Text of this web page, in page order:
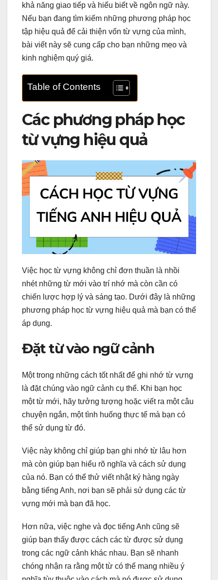
khả năng giao tiếp và hiểu biết về ngôn ngữ này.
Nếu bạn đang tìm kiếm những phương pháp học
tập hiệu quả để cải thiện vốn từ vựng của mình,
bài viết này sẽ cung cấp cho bạn những mẹo và
kinh nghiệm quý giá.
Table of Contents
Các phương pháp học
từ vựng hiệu quả
Việc học từ vựng không chỉ đơn thuần là nhồi
nhét những từ mới vào trí nhớ mà còn cần có
chiến lược hợp lý và sáng tạo. Dưới đây là những
phương pháp học từ vựng hiệu quả mà bạn có thể
áp dụng.
Đặt từ vào ngữ cảnh
Một trong những cách tốt nhất để ghi nhớ từ vựng
là đặt chúng vào ngữ cảnh cụ thể. Khi bạn học
một từ mới, hãy tưởng tượng hoặc viết ra một câu
chuyện ngắn, một tình huống thực tế mà bạn có
thể sử dụng từ đó.
Việc này không chỉ giúp bạn ghi nhớ từ lâu hơn
mà còn giúp bạn hiểu rõ nghĩa và cách sử dụng
của nó. Bạn có thể thử viết nhật ký hàng ngày
bằng tiếng Anh, nơi bạn sẽ phải sử dụng các từ
vựng mới mà bạn đã học.
Hơn nữa, việc nghe và đọc tiếng Anh cũng sẽ
giúp bạn thấy được cách các từ được sử dụng
trong các ngữ cảnh khác nhau. Bạn sẽ nhanh
chóng nhận ra rằng một từ có thể mang nhiều ý